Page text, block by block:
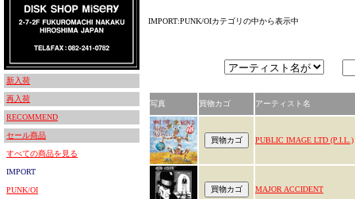
新入荷
再入荷
RECOMMEND
セール商品
すべての商品を見る
IMPORT
PUNK/OI
IMPORT:PUNK/OIカテゴリの中から表示中
写真 買物カゴ アーティスト名
PUBLIC IMAGE LTD (P.I.L.)
MAJOR ACCIDENT